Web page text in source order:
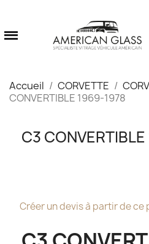
Accueil CORVETTE
CONVERTIBLE 1969-1978
C3
Créer un devis à partir de ce